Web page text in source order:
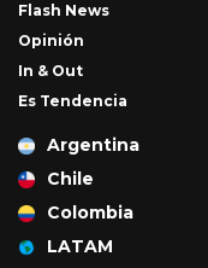
Flash News
Opinión
In & Out
Es Tendencia
Argentina
Chile
Colombia
LATAM